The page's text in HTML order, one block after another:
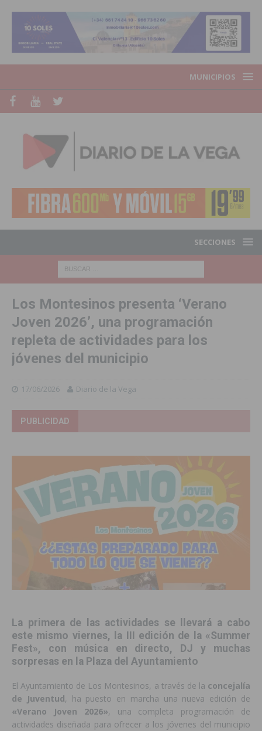
MUNICIPIOS
SECCIONES
Los Montesinos presenta ‘Verano
Joven 2026’, una programación
repleta de actividades para los
jóvenes del municipio
17/06/2026 Diario de la Vega
PUBLICIDAD
La primera de las actividades se llevará a cabo
este mismo viernes, la III edición de la «Summer
Fest», con música en directo, DJ y muchas
sorpresas en la Plaza del Ayuntamiento
El Ayuntamiento de Los Montesinos, a través de la concejalía
de Juventud, ha puesto en marcha una nueva edición de
«Verano Joven 2026», una completa programación de
actividades diseñada para ofrecer a los jóvenes del municipio